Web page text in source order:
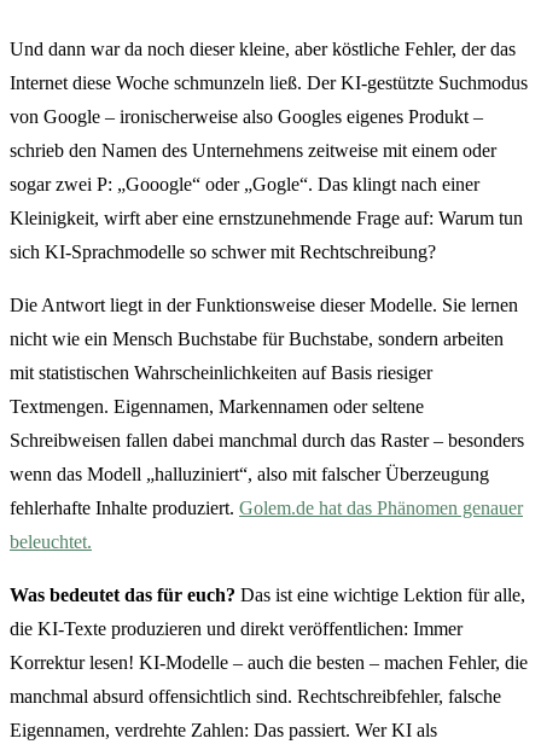
Und dann war da noch dieser kleine, aber köstliche Fehler, der das
Internet diese Woche schmunzeln ließ. Der KI-gestützte Suchmodus
von Google – ironischerweise also Googles eigenes Produkt –
schrieb den Namen des Unternehmens zeitweise mit einem oder
sogar zwei P: „Gooogle“ oder „Gogle“. Das klingt nach einer
Kleinigkeit, wirft aber eine ernstzunehmende Frage auf: Warum tun
sich KI-Sprachmodelle so schwer mit Rechtschreibung?
Die Antwort liegt in der Funktionsweise dieser Modelle. Sie lernen
nicht wie ein Mensch Buchstabe für Buchstabe, sondern arbeiten
mit statistischen Wahrscheinlichkeiten auf Basis riesiger
Textmengen. Eigennamen, Markennamen oder seltene
Schreibweisen fallen dabei manchmal durch das Raster – besonders
wenn das Modell „halluziniert“, also mit falscher Überzeugung
fehlerhafte Inhalte produziert. Golem.de hat das Phänomen genauer
beleuchtet.
Was bedeutet das für euch? Das ist eine wichtige Lektion für alle,
die KI-Texte produzieren und direkt veröffentlichen: Immer
Korrektur lesen! KI-Modelle – auch die besten – machen Fehler, die
manchmal absurd offensichtlich sind. Rechtschreibfehler, falsche
Eigennamen, verdrehte Zahlen: Das passiert. Wer KI als